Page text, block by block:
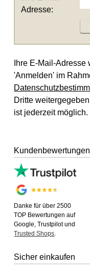
Adresse:
Ihre E-Mail-
'Anmelden' im
Dritte
ist jederzeit möglich.
Kundenbewertungen
Danke für über 2500
TOP Bewertungen auf
Google, Trustpilot und
Trusted Shops.
Sicher einkaufen